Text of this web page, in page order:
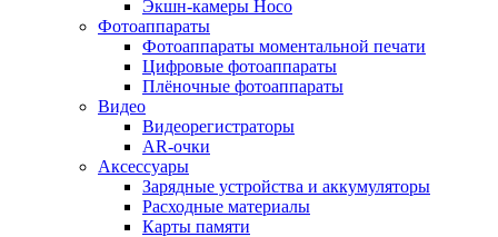
Экшн-камеры Hoco
Фотоаппараты
Фотоаппараты моментальной печати
Цифровые фотоаппараты
Плёночные фотоаппараты
Видео
Видеорегистраторы
AR-очки
Аксессуары
Зарядные устройства и аккумуляторы
Расходные материалы
Карты памяти